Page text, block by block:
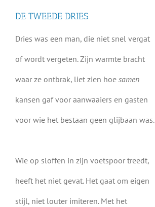
DE TWEEDE DRIES
Dries was een man, die niet snel vergat
of wordt vergeten. Zijn warmte bracht
waar ze ontbrak, liet zien hoe samen
kansen gaf voor aanwaaiers en gasten
voor wie het bestaan geen glijbaan was.
Wie op sloffen in zijn voetspoor treedt,
heeft het niet gevat. Het gaat om eigen
stijl, niet louter imiteren. Met het